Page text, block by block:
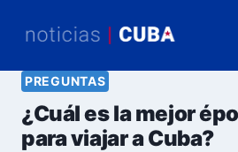
PREGUNTAS
¿Cuál es la mejor
para viajar a Cuba?